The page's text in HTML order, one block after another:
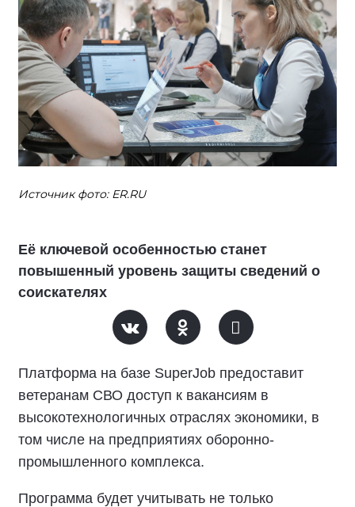
Источник фото: ER.RU
Её ключевой особенностью станет
повышенный уровень защиты сведений о
соискателях
Платформа на базе SuperJob предоставит
ветеранам СВО доступ к вакансиям в
высокотехнологичных отраслях экономики, в
том числе на предприятиях оборонно-
промышленного комплекса.
Программа будет учитывать не только